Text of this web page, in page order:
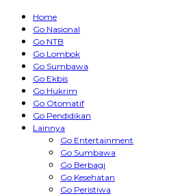
Home
Go Nasional
Go NTB
Go Lombok
Go Sumbawa
Go Ekbis
Go Hukrim
Go Otomatif
Go Pendidikan
Lainnya
Go Entertainment
Go Sumbawa
Go Berbagi
Go Kesehatan
Go Peristiwa